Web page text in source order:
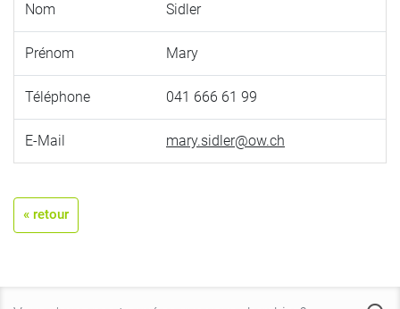
Nom Sidler
Prénom Mary
Téléphone 041 666 61 99
E-Mail mary.sidler@ow.ch
« retour